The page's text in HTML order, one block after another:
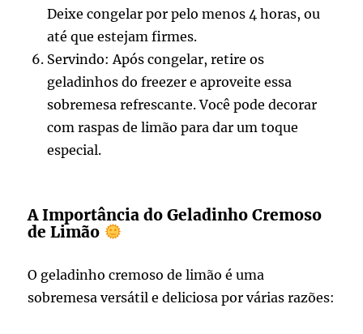
Deixe congelar por pelo menos 4 horas, ou
até que estejam firmes.
Servindo: Após congelar, retire os
geladinhos do freezer e aproveite essa
sobremesa refrescante. Você pode decorar
com raspas de limão para dar um toque
especial.
A Importância do Geladinho Cremoso
de Limão
O geladinho cremoso de limão é uma
sobremesa versátil e deliciosa por várias razões: